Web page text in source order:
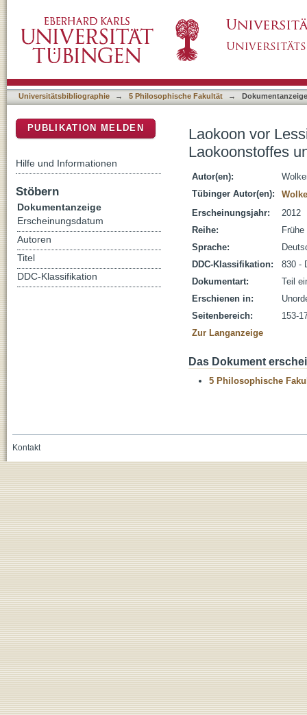
Lessings "Laokoon"
Universitätsbibliographie → 5 Philosophische Fakultät → Dokumentanzeige
Laokoon vor
Laokoonstoffes
Autor(en):
Tübinger Autor(en):
Erscheinungsjahr:
2012
Reihe:
Sprache:
DDC-Klassifikation:
830 -
Dokumentart:
Teil
Erschienen in:
Seitenbereich:
153-
Zur Langanzeige
Das Dokument
5 Philosophische
PUBLIKATION MELDEN
Hilfe und Informationen
Stöbern
Dokumentanzeige
Erscheinungsdatum
Autoren
Titel
DDC-Klassifikation
Kontakt